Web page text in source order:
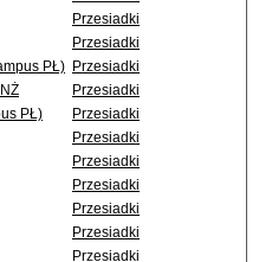
Przesiadki
Przesiadki
PŁ) Przesiadki
Przesiadki
PŁ)
Przesiadki
Przesiadki
Przesiadki
Przesiadki
Przesiadki
Przesiadki
Przesiadki